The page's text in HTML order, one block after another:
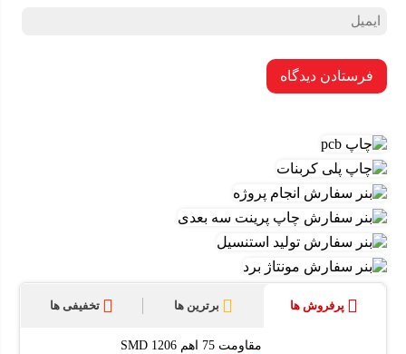
پرفروش ها برترین ها تخفیفی ها
مقاومت 75 اهم SMD 1206